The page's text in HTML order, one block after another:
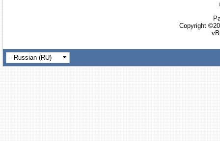
Copyright